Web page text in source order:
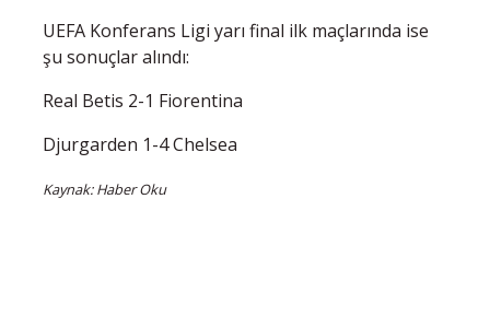
UEFA Konferans Ligi yarı final ilk maçlarında ise
şu sonuçlar alındı:
Real Betis 2-1 Fiorentina
Djurgarden 1-4 Chelsea
Kaynak: Haber Oku